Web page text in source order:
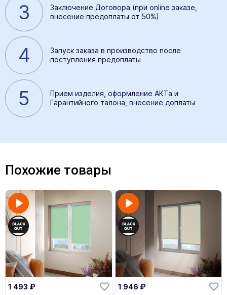
3
Заключение Договора (при online заказе,
внесение предоплаты от 50%)
4
Запуск заказа в производство после
поступления предоплаты
5
Прием изделия, оформление АКТа и
Гарантийного талона, внесение доплаты
Похожие товары
1 493 ₽ 1 946 ₽